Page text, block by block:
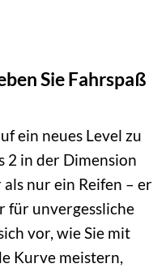
Sie Fahrspaß
ein neues Level zu
2 in der Dimension
nur ein Reifen – er
für unvergessliche
vor, wie Sie mit
Kurve meistern,